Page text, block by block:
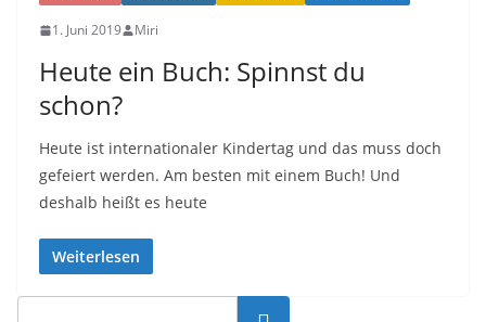
1. Juni 2019 Miri
Heute ein Buch: Spinnst du
schon?
Heute ist internationaler Kindertag und das muss doch
gefeiert werden. Am besten mit einem Buch! Und
deshalb heißt es heute
Weiterlesen